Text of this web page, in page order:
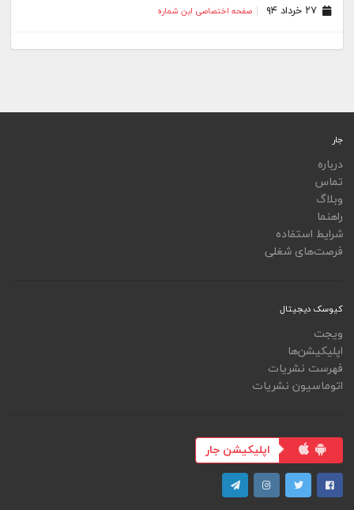
۲۷ خرداد ۹۴ صفحه اختصاصی این شماره
جار
درباره
تماس
وبلاگ
راهنما
شرایط استفاده
فرصت‌های شغلی
کیوسک دیجیتال
ویجت
اپلیکیشن‌ها
فهرست نشریات
اتوماسیون نشریات
اپلیکیشن جار